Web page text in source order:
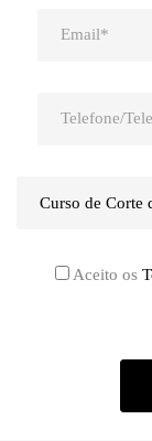
Aceito os